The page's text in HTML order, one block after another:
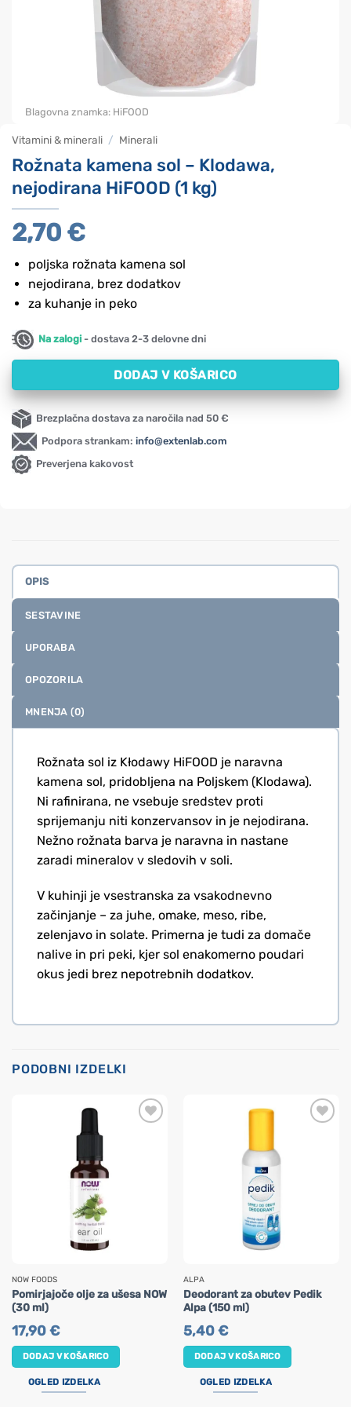
Vitamini & minerali / Minerali
Rožnata kamena sol – Klodawa,
nejodirana HiFOOD (1 kg)
2,70 €
poljska rožnata kamena sol
nejodirana, brez dodatkov
za kuhanje in peko
Na zalogi - dostava 2-3 delovne dni
DODAJ V KOŠARICO
Brezplačna dostava za naročila nad 50 €
Podpora strankam: info@extenlab.com
Preverjena kakovost
Blagovna znamka: HiFOOD
OPIS
SESTAVINE
UPORABA
OPOZORILA
MNENJA (0)
Rožnata sol iz Kłodawy HiFOOD je naravna
kamena sol, pridobljena na Poljskem (Klodawa).
Ni rafinirana, ne vsebuje sredstev proti
sprijemanju niti konzervansov in je nejodirana.
Nežno rožnata barva je naravna in nastane
zaradi mineralov v sledovih v soli.
V kuhinji je vsestranska za vsakodnevno
začinjanje – za juhe, omake, meso, ribe,
zelenjavo in solate. Primerna je tudi za domače
nalive in pri peki, kjer sol enakomerno poudari
okus jedi brez nepotrebnih dodatkov.
PODOBNI IZDELKI
NOW FOODS
Pomirjajoče olje za ušesa NOW
(30 ml)
17,90€
DODAJ V KOŠARICO
OGLED IZDELKA
ALPA
Deodorant za obutev Pedik
Alpa (150 ml)
5,40€
DODAJ V KOŠARICO
OGLED IZDELKA